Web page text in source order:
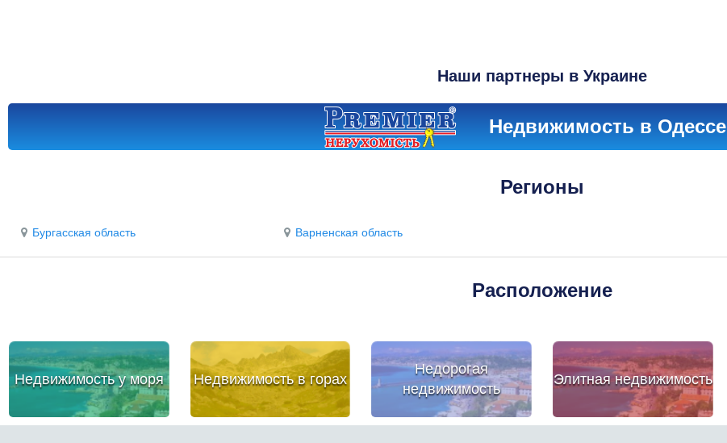
Наши партнеры в Украине
Недвижимость в Одессе
Регионы
Бургасская область Варненская область
Расположение
Недвижимость у моря Недвижимость в горах
Недорогая
недвижимость
Элитная недвижимость